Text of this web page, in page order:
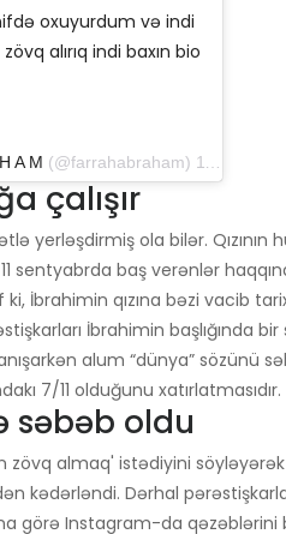
oxuyurdum və indi
alırıq indi baxın bio
A M (@farrahabraham) 11 sentyabr 2019-cu il, saat 9: 05-də PDT
çalışır
yerləşdirmiş ola bilər. Qızının
sentyabrda baş verənlər
İbrahimin qızına bəzi vacib
İbrahimin başlığında bir
alum “dünya” sözünü
7/11 olduğunu xatırlatmasıdır.
səbəb oldu
almaq' istədiyini
kədərləndi. Dərhal
görə Instagram-da qəzəblərini